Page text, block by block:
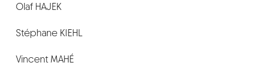
Olaf HAJEK
Stéphane KIEHL
Vincent MAHÉ